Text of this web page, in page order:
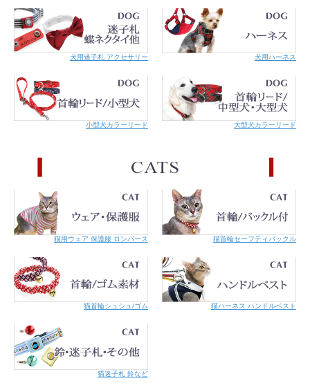
ホワイト カーキ
サイズ
背丈 / 首回り / 胴回り cm
1号 / 23.5 / 20 / 34.5
犬用迷子札 アクセサリー 犬用ハーネス
小型犬カラーリード 大型犬カラーリード
猫用ウェア 保護服 ロンパース 猫首輪セーフティバックル
猫首輪シュシュ/ゴム 猫ハーネス ハンドルベスト
猫迷子札 鈴など